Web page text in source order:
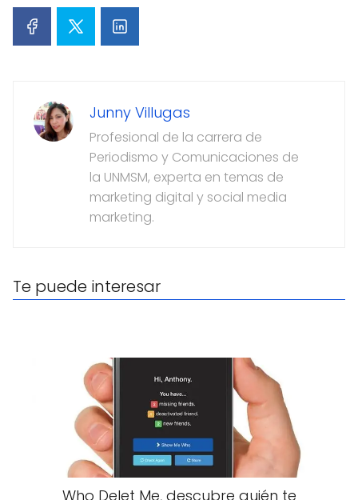
Junny Villugas
Profesional de la carrera de
Periodismo y Comunicaciones de
la UNMSM, experta en temas de
marketing digital y social media
marketing.
Te puede interesar
Who Delet Me, descubre quién te